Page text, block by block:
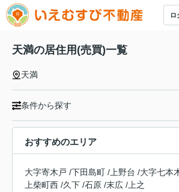
ロ
天満の居住用(売買)一覧
天満
条件から探す
おすすめのエリア
大字寄木戸 /下田島町 / 上野台 /大字七本
上柴町西 /久下 /石原 /末広 / 上之